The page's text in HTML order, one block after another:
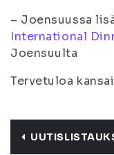
– Joensuussa
International
Joensuulta
Tervetuloa